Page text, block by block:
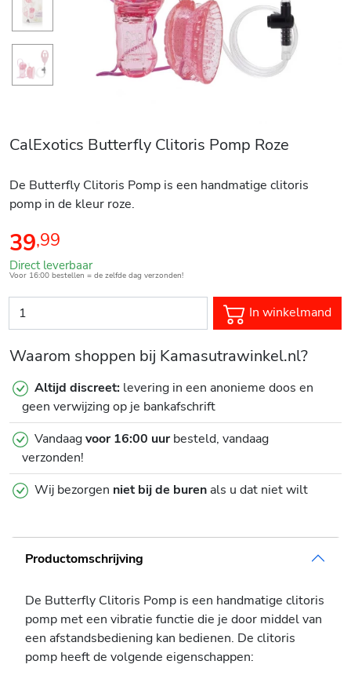
CalExotics Butterfly Clitoris Pomp Roze
De Butterfly Clitoris Pomp is een handmatige clitoris
pomp in de kleur roze.
39,99
Direct leverbaar
Voor 16:00 bestellen = de zelfde dag verzonden!
In winkelmand
Waarom shoppen bij Kamasutrawinkel.nl?
Altijd discreet: levering in een anonieme doos en
geen verwijzing op je bankafschrift
Vandaagvoor 16:00 uurbesteld, vandaag
verzonden!
Wij bezorgen niet bij de burenals u dat niet wilt
Productomschrijving
De Butterfly Clitoris Pomp is een handmatige clitoris
pomp met een vibratie functie die je door middel van
een afstandsbediening kan bedienen. De clitoris
pomp heeft de volgende eigenschappen: